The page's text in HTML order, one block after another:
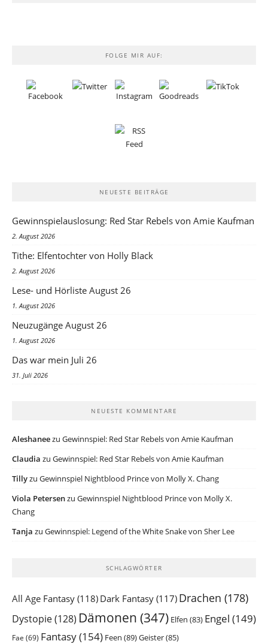
FOLGE MIR AUF:
NEUESTE BEITRÄGE
Gewinnspielauslosung: Red Star Rebels von Amie Kaufman
2. August 2026
Tithe: Elfentochter von Holly Black
2. August 2026
Lese- und Hörliste August 26
1. August 2026
Neuzugänge August 26
1. August 2026
Das war mein Juli 26
31. Juli 2026
NEUESTE KOMMENTARE
Aleshaneezu Gewinnspiel: Red Star Rebels von Amie Kaufman
Claudia zu Gewinnspiel: Red Star Rebels von Amie Kaufman
Tillyzu Gewinnspiel Nightblood Prince von Molly X. Chang
Viola Petersenzu Gewinnspiel Nightblood Prince von Molly X.
Chang
Tanja zu Gewinnspiel: Legend of the White Snake von Sher Lee
SCHLAGWÖRTER
All Age Fantasy (118) Dark Fantasy (117) Drachen (178)
Dystopie(128) Dämonen (347) Elfen (83) Engel (149)
Fae (69) Fantasy(154) Feen (89)Geister(85)